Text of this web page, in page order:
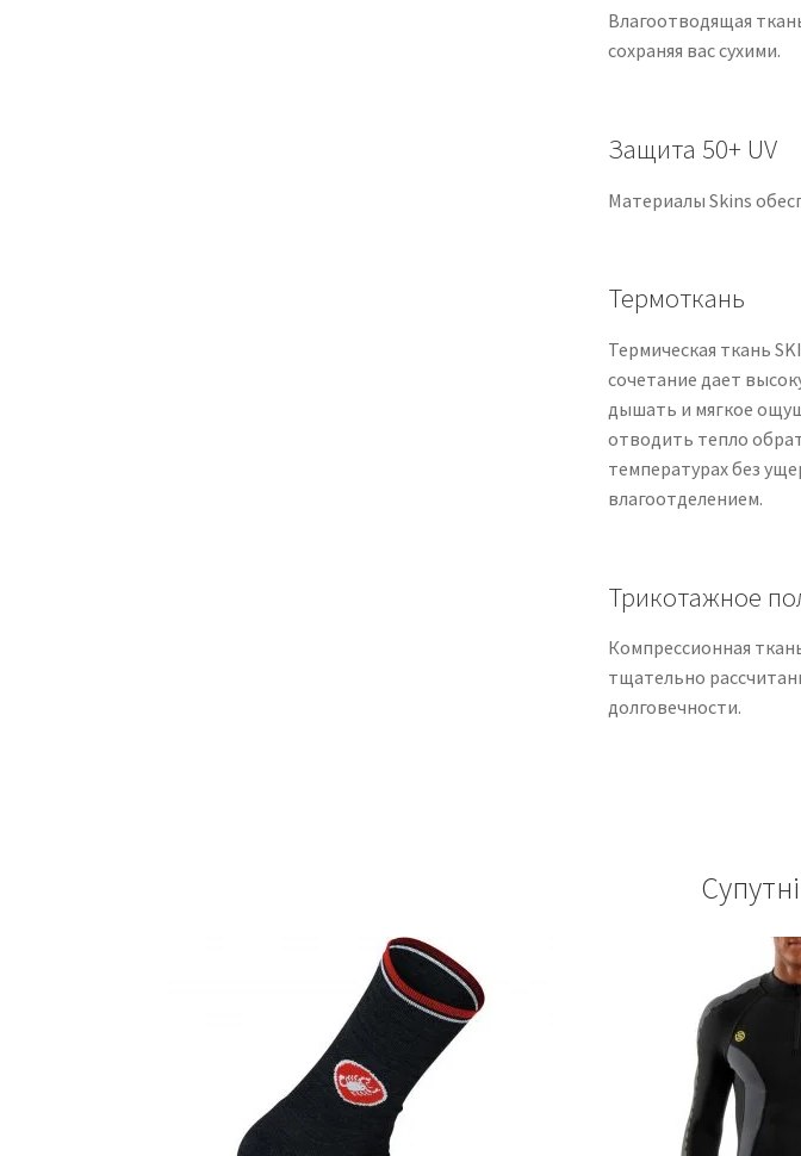
Влагоотводящая
сохраняя вас сухими.
Защита 50+ UV
Материалы Skins
Термоткань
Термическая ткань
сочетание дает
дышать и мягкое
отводить тепло
температурах без
влагоотделением.
Трикотажное
Компрессионная
тщательно
долговечности.